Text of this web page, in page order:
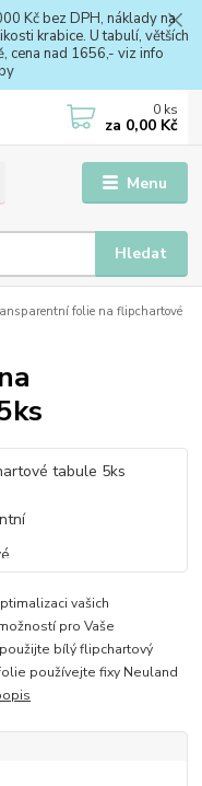
Kč bez DPH, náklady na
krabice. U tabulí, větších
cena nad 1656,- viz info
Menu
Hledat
0 ks
za 0,00 Kč
folie na flipchartové
vašich
pro Vaše
bílý flipchartový
používejte fixy Neuland